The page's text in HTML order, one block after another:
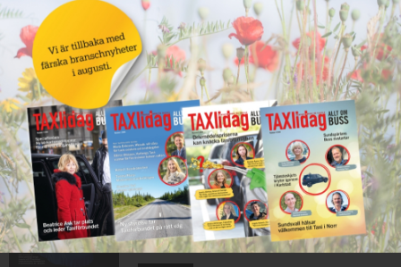
Nytt taxibolag i Borlänge
NYHETER 10 juni 2026
Mexikansk elbil för 80 000
kronor ny på marknaden
NYHETER 10 juni 2026
Har du Sveriges snyggaste
taxibil?